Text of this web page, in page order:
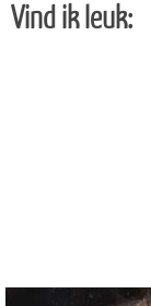
Vind ik leuk: